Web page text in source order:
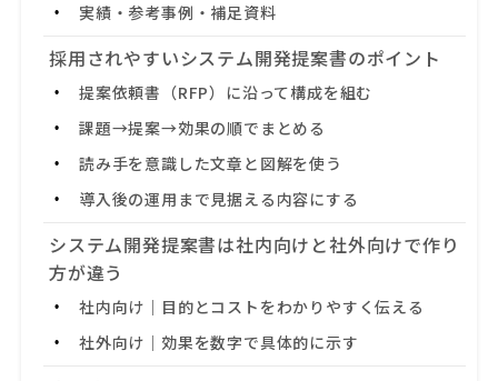
実績・参考事例・補足資料
採用されやすいシステム開発提案書のポイント
提案依頼書（RFP）に沿って構成を組む
課題→提案→効果の順でまとめる
読み手を意識した文章と図解を使う
導入後の運用まで見据える内容にする
システム開発提案書は社内向けと社外向けで作り
方が違う
社内向け｜目的とコストをわかりやすく伝える
社外向け｜効果を数字で具体的に示す